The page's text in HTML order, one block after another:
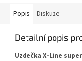
Popis Diskuze
Detailní popis
Uzdečka X-Line